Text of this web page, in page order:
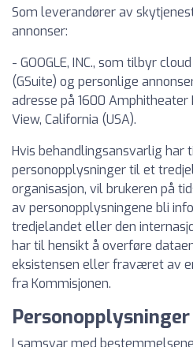
Som leverandører av
annonser:
- GOOGLE, INC., som tilbyr
(GSuite) og personlige
adresse på 1600 Amphitheater
View, California (USA).
Hvis behandlingsansvarlig har
personopplysninger til et
organisasjon, vil brukeren på
av personopplysningene bli
tredjelandet eller den
har til hensikt å overføre
eksistensen eller fraværet av
fra Kommisjonen.
I samsvar med bestemmelsene